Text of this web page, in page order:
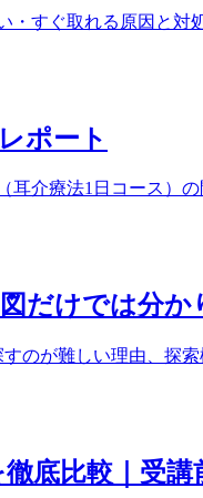
すぐ取れる原因と
ポート
耳介療法1日コース）
だけでは分
のが難しい理由、探
底比較｜受